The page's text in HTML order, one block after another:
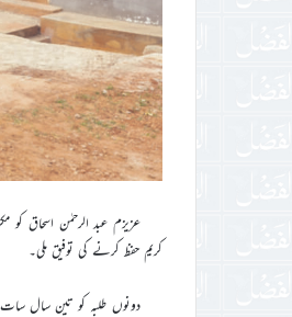
کریم حفظ کرنے کی توفیق ملی۔
دونوں طلبہ کو تین سال سات ماہ اور ۲۴؍دنوں میں مکمل قرآن کریم حفظ